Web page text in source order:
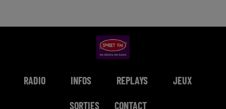
RADIO INFOS REPLAYS JEUX
SORTIES CONTACT